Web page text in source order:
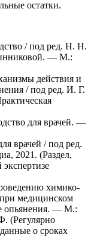
остатки.
/ под ред. Н. Н.
— М.:
действия и
/ под ред. И. Г.
для врачей. —
врачей / под ред.
2021. (Раздел,
химико-
медицинском
опьянения. — М.:
(Регулярно
о сроках